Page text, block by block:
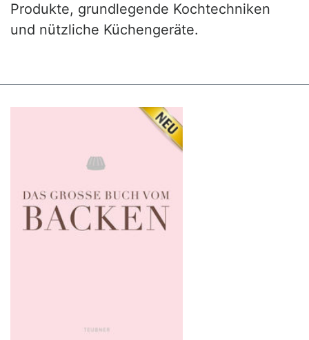
Produkte, grundlegende Kochtechniken
und nützliche Küchengeräte.